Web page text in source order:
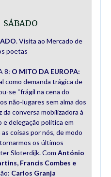
SÁBADO
. Visita ao Mercado de
poetas
8: O MITO DA EUROPA:
como demanda trágica de
se “frágil na cena do
não-lugares sem alma dos
conversa mobilizadora à
e delegação política em
coisas por nós, de modo
os últimos
Sloterdijk. Com António
Francis Combes e
Carlos Granja